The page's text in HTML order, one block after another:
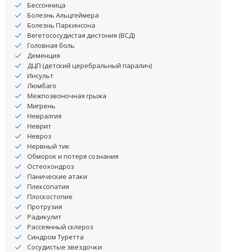
Бессонница
Болезнь Альцгеймера
Болезнь Паркинсона
Вегетососудистая дистония (ВСД)
Головная боль
Деменция
ДЦП (детский церебральный паралич)
Инсульт
Люмбаго
Межпозвоночная грыжа
Мигрень
Невралгия
Неврит
Невроз
Нервный тик
Обморок и потеря сознания
Остеохондроз
Панические атаки
Плексопатия
Плоскостопие
Протрузия
Радикулит
Рассеянный склероз
Синдром Туретта
Сосудистые звездочки